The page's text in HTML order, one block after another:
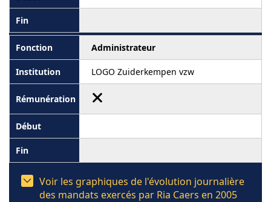
Administrateur
LOGO Zuiderkempen vzw
Voir les graphiques de l'évolution journalière
des mandats exercés par Ria Caers en 2005